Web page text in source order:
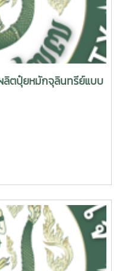
ลิตปุ๋ยหมักจุลินทรีย์แบบ